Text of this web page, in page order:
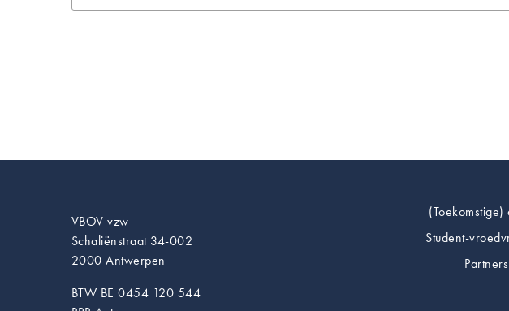
VBOV vzw
Schaliënstraat 34-002
2000 Antwerpen
BTW BE 0454 120 544
Footer(Toekomstige)
Student-
Partners